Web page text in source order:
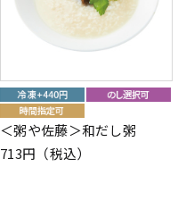
＜粥や佐藤＞和だし粥
713円（税込）